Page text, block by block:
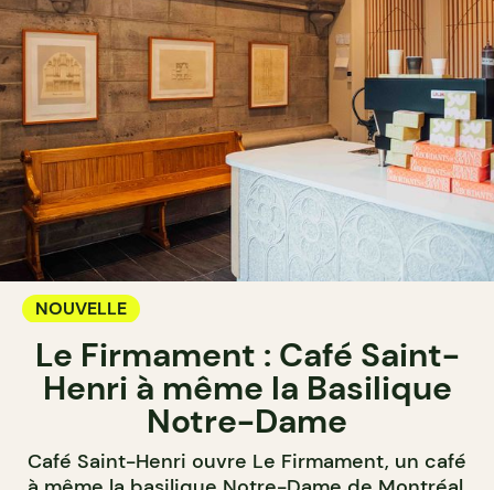
NOUVELLE
Le Firmament : Café Saint-
Henri à même la Basilique
Notre-Dame
Café Saint-Henri ouvre Le Firmament, un café